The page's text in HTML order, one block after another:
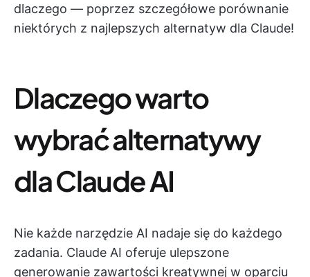
dlaczego — poprzez szczegółowe porównanie
niektórych z najlepszych alternatyw dla Claude!
Dlaczego warto
wybrać alternatywy
dla Claude AI
Nie każde narzędzie AI nadaje się do każdego
zadania. Claude AI oferuje ulepszone
generowanie zawartości kreatywnej w oparciu